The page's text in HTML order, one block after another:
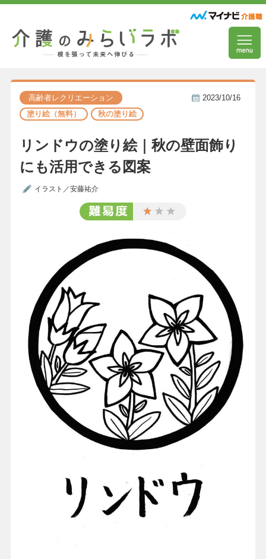
高齢者レクリエーション
塗り絵（無料）
秋の塗り絵
2023/10/16
リンドウの塗り絵｜秋の壁面飾り
にも活用できる図案
イラスト／安藤祐介